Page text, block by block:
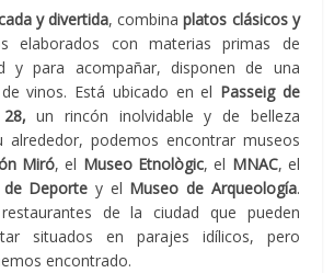
y divertida, combinaplatos clásicos y
elaborados con materias primas de
y para acompañar, disponen de una
vinos. Está ubicado en el Passeig de
un rincón inolvidable y de belleza
alrededor, podemos encontrar museos
Miró, el Museo Etnològic, el MNAC, el
Deporte y el Museo de Arqueología.
de la ciudad que pueden
situados en parajes idílicos, pero
encontrado.